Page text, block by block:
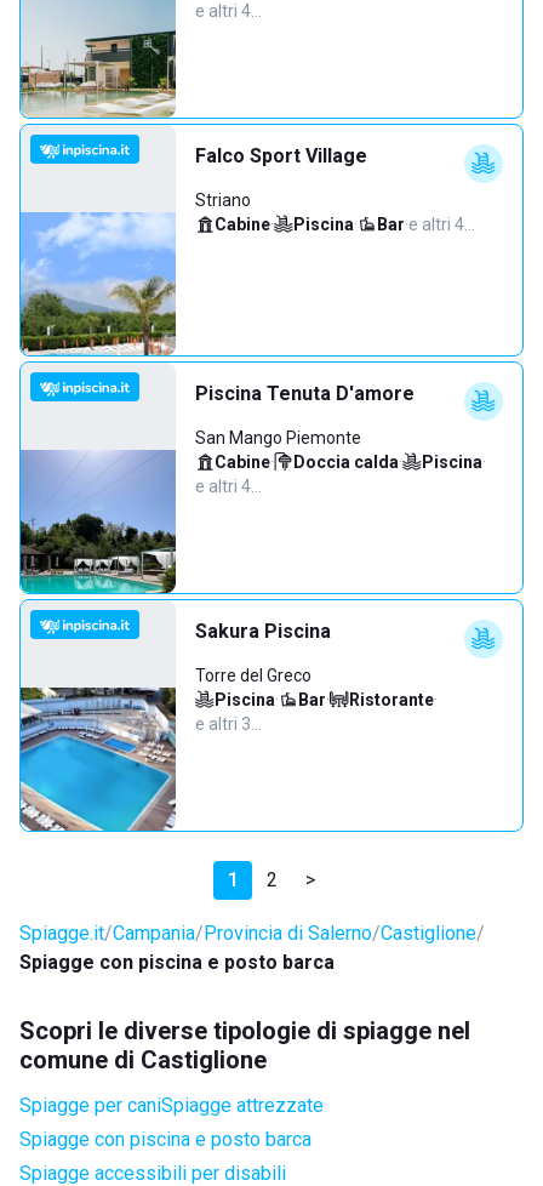
e altri 4…
Falco Sport Village
Striano
Cabine· Piscina· Bar·e altri 4…
Piscina Tenuta D'amore
San Mango Piemonte
Cabine· Doccia calda· Piscina·
e altri 4…
Sakura Piscina
Torre del Greco
Piscina· Bar· Ristorante·
e altri 3…
1 2 >
Spiagge.it Campania Provincia di Salerno Castiglione
Spiagge con piscina e posto barca
Scopri le diverse tipologie di spiagge nel
comune di Castiglione
Spiagge per caniSpiagge attrezzate
Spiagge con piscina e posto barca
Spiagge accessibili per disabili